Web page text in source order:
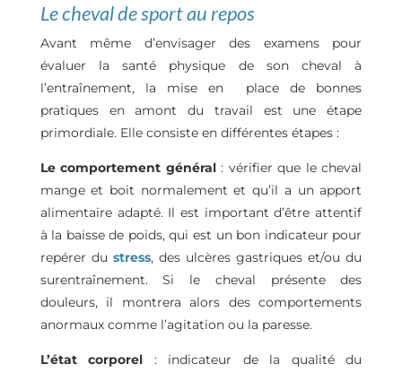
Le cheval de sport au repos
Avant même d’envisager des examens pour
évaluer la santé physique de son cheval à
l’entraînement, la mise en place de bonnes
pratiques en amont du travail est une étape
primordiale. Elle consiste en différentes étapes :
Le comportement général: vérifier que le cheval
mange et boit normalement et qu’il a un apport
alimentaire adapté. Il est important d’être attentif
à la baisse de poids, qui est un bon indicateur pour
repérer du stress, des ulcères gastriques et/ou du
surentraînement. Si le cheval présente des
douleurs, il montrera alors des comportements
anormaux comme l’agitation ou la paresse.
L’état corporel : indicateur de la qualité du